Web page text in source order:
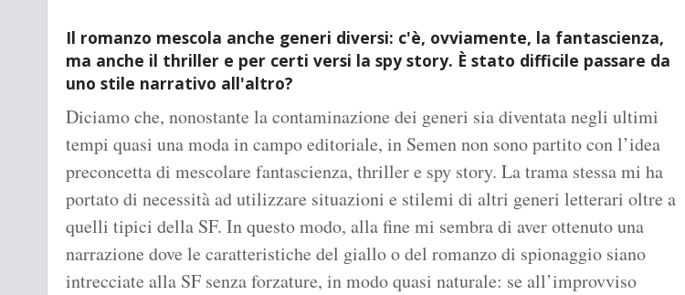
Il romanzo mescola anche generi diversi: c'è, ovviamente, la fantascienza,
ma anche il thriller e per certi versi la spy story. È stato difficile passare da
uno stile narrativo all'altro?
Diciamo che, nonostante la contaminazione dei generi sia diventata negli ultimi
tempi quasi una moda in campo editoriale, in Semen non sono partito con l’idea
preconcetta di mescolare fantascienza, thriller e spy story. La trama stessa mi ha
portato di necessità ad utilizzare situazioni e stilemi di altri generi letterari oltre a
quelli tipici della SF. In questo modo, alla fine mi sembra di aver ottenuto una
narrazione dove le caratteristiche del giallo o del romanzo di spionaggio siano
intrecciate alla SF senza forzature, in modo quasi naturale: se all’improvviso